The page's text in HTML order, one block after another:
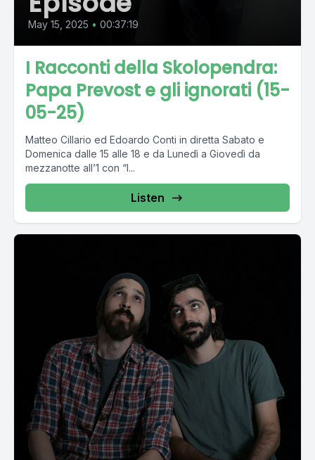
May 15, 2025 • 00:37:19
I Racconti della Skolopendra:
Papa Prevost e gli ignorati (15-
05-25)
Matteo Cillario ed Edoardo Conti in diretta Sabato e
Domenica dalle 15 alle 18 e da Lunedì a Giovedì da
mezzanotte all’1 con “I...
Listen